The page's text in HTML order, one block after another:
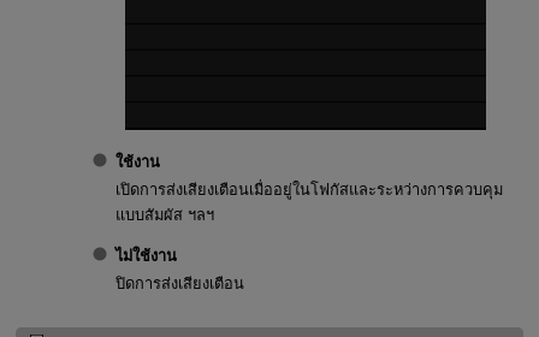
ใช้งาน
เปิดการส่งเสียงเตือนเมื่ออยู่ในโฟกัสและระหว่างการควบคุม
แบบสัมผัส ฯลฯ
ไม่ใช้งาน
ปิดการส่งเสียงเตือน